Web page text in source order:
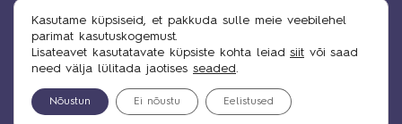
koolitus@aeternum.ee
© 2025 aeternum.ee
Kasutame küpsiseid, et pakkuda sulle meie veebilehel
parimat kasutuskogemust.
Lisateavet kasutatavate küpsiste kohta leiad siit või saad
need välja lülitada jaotises seaded.
Nõustun Ei nõustu Eelistused